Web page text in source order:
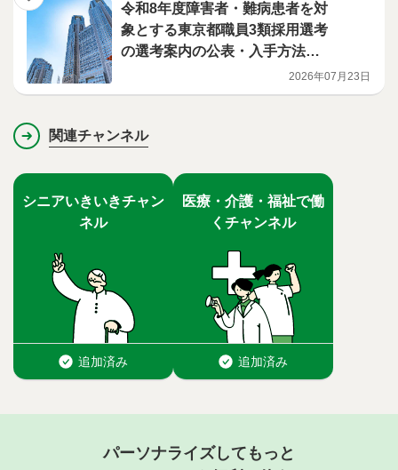
令和8年度障害者・難病患者を対
象とする東京都職員3類採用選考
の選考案内の公表・入手方法等
2026年07月23日
関連チャンネル
パーソナライズしてもっと